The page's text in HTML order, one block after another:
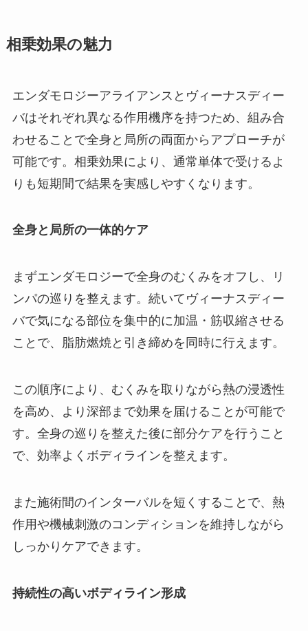
相乗効果の魅力
エンダモロジーアライアンスとヴィーナスディー
バはそれぞれ異なる作用機序を持つため、組み合
わせることで全身と局所の両面からアプローチが
可能です。相乗効果により、通常単体で受けるよ
りも短期間で結果を実感しやすくなります。
全身と局所の一体的ケア
まずエンダモロジーで全身のむくみをオフし、リ
ンパの巡りを整えます。続いてヴィーナスディー
バで気になる部位を集中的に加温・筋収縮させる
ことで、脂肪燃焼と引き締めを同時に行えます。
この順序により、むくみを取りながら熱の浸透性
を高め、より深部まで効果を届けることが可能で
す。全身の巡りを整えた後に部分ケアを行うこと
で、効率よくボディラインを整えます。
また施術間のインターバルを短くすることで、熱
作用や機械刺激のコンディションを維持しながら
しっかりケアできます。
持続性の高いボディライン形成